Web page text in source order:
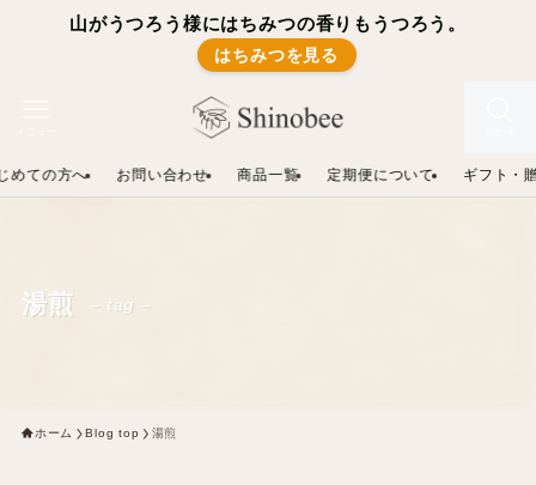
山がうつろう様にはちみつの香りもうつろう。
はちみつを見る
めての方へ お問い合わせ 商品一覧 定期便について ギフト・
湯煎 – tag –
ホーム Blog top 湯煎